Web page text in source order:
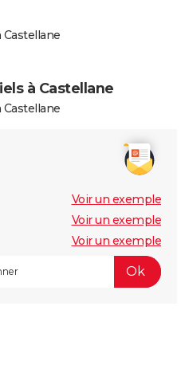
à Castellane
Voir un exemple
Voir un exemple
Voir un exemple